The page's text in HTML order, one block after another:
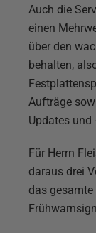
Auch die
einen
über den
behalten,
Aufträge
Updates und
Für Herrn
daraus drei
das